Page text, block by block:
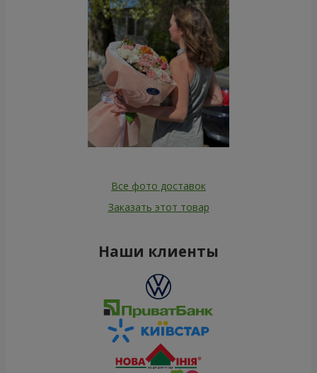
Все фото доставок
Заказать этот товар
Наши клиенты